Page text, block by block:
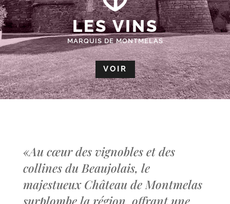
LES VINS
MARQUIS DE MONTMELAS
VOIR
«Au cœur des vignobles et des
collines du Beaujolais, le
majestueux Château de Montmelas